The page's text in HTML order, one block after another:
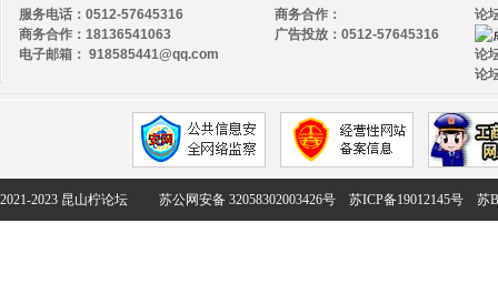
服务电话：0512-57645316
商务合作：18136541063
电子邮箱： 918585441@qq.com
论
论
论
商务合作：
广告投放：0512-57645316
2021-2023 昆山柠论坛 苏公网安备 32058302003426号 苏ICP备19012145号 苏